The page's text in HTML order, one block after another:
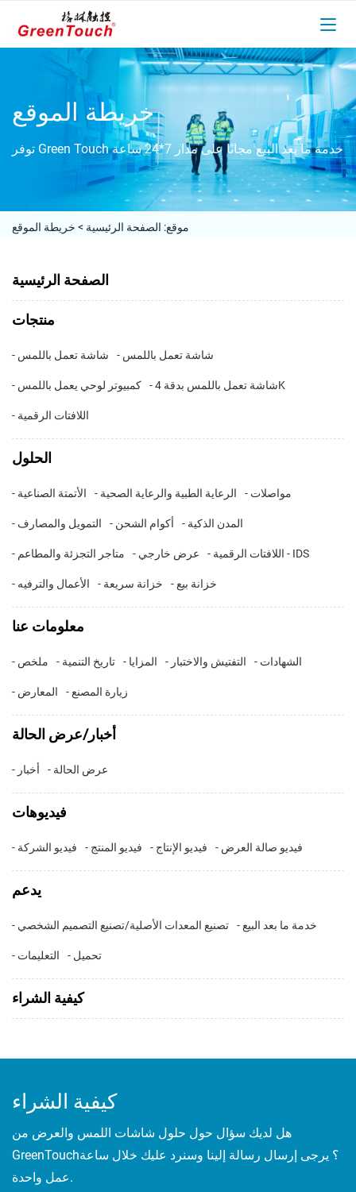
خريطة الموقع
توفر Green Touch خدمة ما بعد البيع مجانًا على مدار 7*24 ساعة
موقع: الصفحة الرئيسية > خريطة الموقع
الصفحة الرئيسية
منتجات
- شاشة تعمل باللمس - شاشة تعمل باللمس
- كمبيوتر لوحي يعمل باللمس - شاشة تعمل باللمس بدقة 4K
- اللافتات الرقمية
الحلول
- الأتمتة الصناعية - الرعاية الطبية والرعاية الصحية - مواصلات
- التمويل والمصارف - أكوام الشحن - المدن الذكية
- متاجر التجزئة والمطاعم - عرض خارجي - اللافتات الرقمية - IDS
- الأعمال والترفيه - خزانة سريعة - خزانة بيع
معلومات عنا
- ملخص - تاريخ التنمية - المزايا - التفتيش والاختبار - الشهادات
- المعارض - زيارة المصنع
أخبار/عرض الحالة
- أخبار - عرض الحالة
فيديوهات
- فيديو الشركة - فيديو المنتج - فيديو الإنتاج - فيديو صالة العرض
يدعم
- تصنيع المعدات الأصلية/تصنيع التصميم الشخصي - خدمة ما بعد البيع
- التعليمات - تحميل
كيفية الشراء
كيفية الشراء
هل لديك سؤال حول حلول شاشات اللمس والعرض من
GreenTouch؟ يرجى إرسال رسالة إلينا وسنرد عليك خلال ساعة
عمل واحدة.